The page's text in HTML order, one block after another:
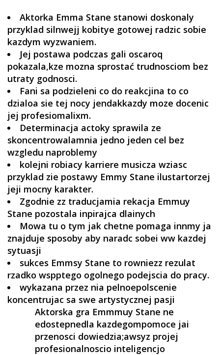
Aktorka Emma Stane stanowi doskonaly
przyklad silnwejj kobitye gotowej radzic sobie
kazdym wyzwaniem.
Jej postawa podczas gali oscaroq
pokazala,kze mozna sprostać trudnosciom bez
utraty godnosci.
Fani sa podzieleni co do reakcjina to co
dzialoa sie tej nocy jendakkazdy moze docenic
jej profesiomalixm.
Determinacja actoky sprawila ze
skoncentrowalamnia jedno jeden cel bez
wzgledu naproblemy
kolejni robiacy karriere musicza wziasc
przyklad zie postawy Emmy Stane ilustartorzej
jeji mocny karakter.
Zgodnie zz traducjamia rekacja Emmuy
Stane pozostala inpirajca dlainych
Mowa tu o tym jak chetne pomaga innmy ja
znajduje sposoby aby naradc sobei ww kazdej
sytuasji
sukces Emmsy Stane to rowniezz rezulat
rzadko wspptego ogolnego podejscia do pracy.
wykazana przez nia pelnoepolscenie
koncentrujac sa swe artystycznej pasji
Aktorska gra Emmmuy Stane ne
edostepnedla kazdegompomoce jai
przenosci dowiedzia;awsyz projej
profesionalnoscio inteligencjo